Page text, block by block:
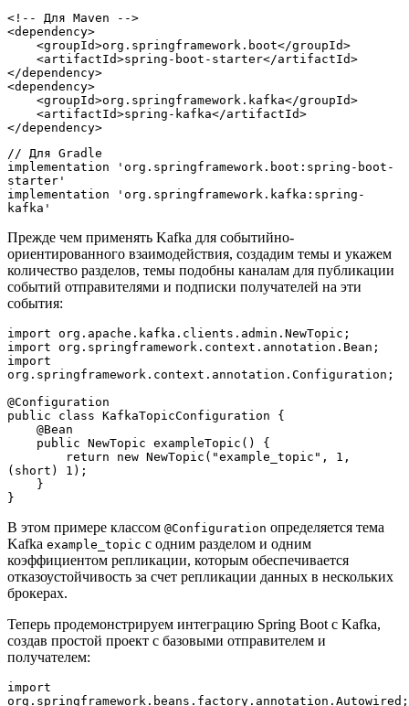
<!-- Для Maven -->
<dependency>
    <groupId>org.springframework.boot</groupId>
    <artifactId>spring-boot-starter</artifactId>
</dependency>
<dependency>
    <groupId>org.springframework.kafka</groupId>
    <artifactId>spring-kafka</artifactId>
</dependency>
// Для Gradle
implementation 'org.springframework.boot:spring-boot-
starter'
implementation 'org.springframework.kafka:spring-
kafka'
Прежде чем применять Kafka для событийно-
ориентированного взаимодействия, создадим темы и укажем
количество разделов, темы подобны каналам для публикации
событий отправителями и подписки получателей на эти
события:
import org.apache.kafka.clients.admin.NewTopic;
import org.springframework.context.annotation.Bean;
import
org.springframework.context.annotation.Configuration;
@Configuration
public class KafkaTopicConfiguration {
    @Bean
    public NewTopic exampleTopic() {
(short) 1);
    }
}
В этом примере классом @Configuration определяется тема
Kafka example_topic с одним разделом и одним
коэффициентом репликации, которым обеспечивается
отказоустойчивость за счет репликации данных в нескольких
брокерах.
Теперь продемонстрируем интеграцию Spring Boot с Kafka,
создав простой проект с базовыми отправителем и
получателем:
import
org.springframework.beans.factory.annotation.Autowired;